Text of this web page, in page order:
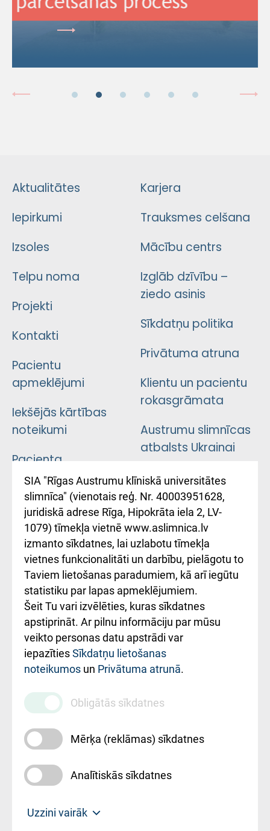
Aktualitātes
Iepirkumi
Izsoles
Telpu noma
Projekti
Kontakti
Pacientu
apmeklējumi
Iekšējās kārtības
noteikumi
Pacienta
atsauksmju/sūdzību
iesniegšanas
kārtība
Kā pie mums nokļūt
Rēķinu apmaksas
ceļvedis
Rekvizīti un
ārstniecības
iestādes kods
010000234
Maksas
pakalpojumu
cenrādis
Karjera
Trauksmes celšana
Mācību centrs
Izglāb dzīvību –
ziedo asinis
Sīkdatņu politika
Privātuma atruna
Klientu un pacientu
rokasgrāmata
Austrumu slimnīcas
atbalsts Ukrainai
Підтримка Східної
лікарні та співпраця з
Україною
SIA "Rīgas Austrumu klīniskā universitātes
slimnīca" (vienotais reģ. Nr. 40003951628,
juridiskā adrese Rīga, Hipokrāta iela 2, LV-
1079) tīmekļa vietnē www.aslimnica.lv
izmanto sīkdatnes, lai uzlabotu tīmekļa
vietnes funkcionalitāti un darbību, pielāgotu to
Taviem lietošanas paradumiem, kā arī iegūtu
statistiku par lapas apmeklējumiem.
Šeit Tu vari izvēlēties, kuras sīkdatnes
apstiprināt. Ar pilnu informāciju par mūsu
veikto personas datu apstrādi var
iepazītiesSīkdatņu lietošanas
noteikumos un Privātuma atrunā.
Obligātās sīkdatnes
Mērķa (reklāmas) sīkdatnes
Analītiskās sīkdatnes
Uzzini vairāk